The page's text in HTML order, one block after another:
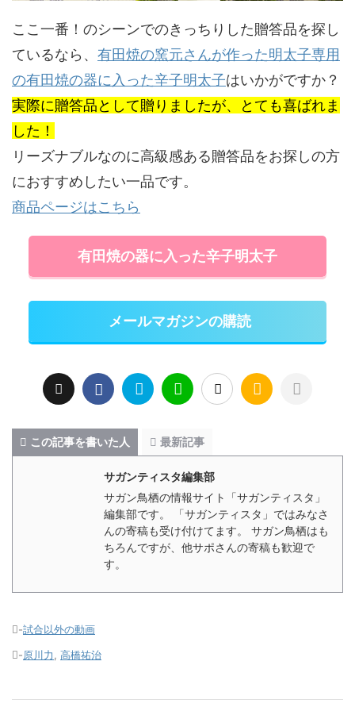
ここ一番！のシーンでのきっちりした贈答品を探し
ているなら、 有田焼の窯元さんが作った明太子専用
の有田焼の器に入った辛子明太子はいかがですか？
実際に贈答品として贈りましたが、とても喜ばれま
した！
リーズナブルなのに高級感ある贈答品をお探しの方
におすすめしたい一品です。
商品ページはこちら
有田焼の器に入った辛子明太子
メールマガジンの購読
この記事を書いた人 最新記事
サガンティスタ編集部
サガン鳥栖の情報サイト「サガンティスタ」
編集部です。 「サガンティスタ」ではみなさ
んの寄稿も受け付けてます。 サガン鳥栖はも
ちろんですが、他サポさんの寄稿も歓迎で
す。
-試合以外の動画
-原川力 高橋祐治